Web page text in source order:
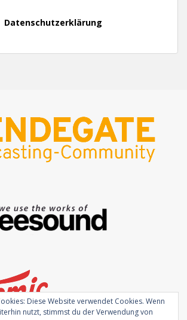
Datenschutzerklärung
Diese Website verwendet Cookies. Wenn
nutzt, stimmst du der Verwendung von